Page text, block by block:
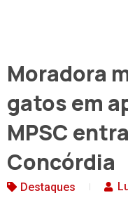
Moradora
gatos em
MPSC
Concórdia
Destaques